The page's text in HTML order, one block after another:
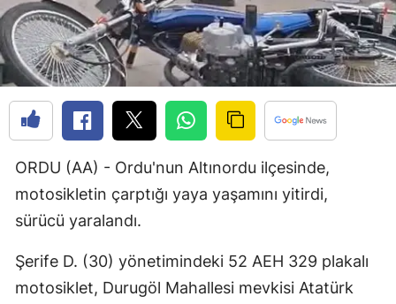
Bolu
Burdur
Bursa
Çanakkale
Çorum
Diyarbakır
Edirne
ORDU (AA) - Ordu'nun Altınordu ilçesinde,
motosikletin çarptığı yaya yaşamını yitirdi,
sürücü yaralandı.
Şerife D. (30) yönetimindeki 52 AEH 329 plakalı
motosiklet, Durugöl Mahallesi mevkisi Atatürk